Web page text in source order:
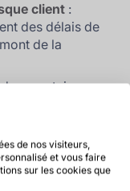
client :
des délais de
de la
certains
délais de
propre
fournisseurs.
de nos visiteurs,
et vous faire
sur les cookies que